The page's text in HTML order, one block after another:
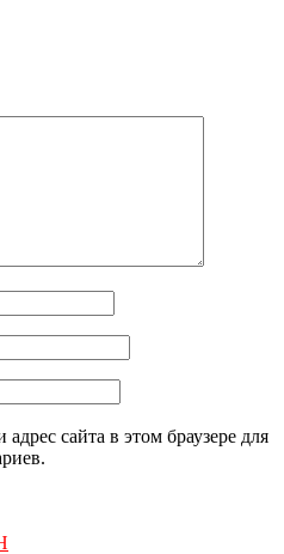
сайта в этом браузере для